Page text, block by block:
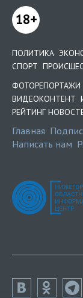
18+
ПОЛИТИКА
СПОРТ
ФОТОРЕПОРТАЖИ
ВИДЕОКОНТЕНТ
РЕЙТИНГ
Главная
Написать нам